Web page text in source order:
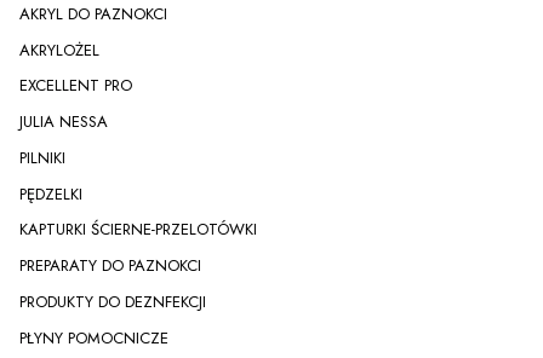
AKRYL DO PAZNOKCI
AKRYLOŻEL
EXCELLENT PRO
JULIA NESSA
PILNIKI
PĘDZELKI
KAPTURKI ŚCIERNE-PRZELOTÓWKI
PREPARATY DO PAZNOKCI
PRODUKTY DO DEZNFEKCJI
PŁYNY POMOCNICZE